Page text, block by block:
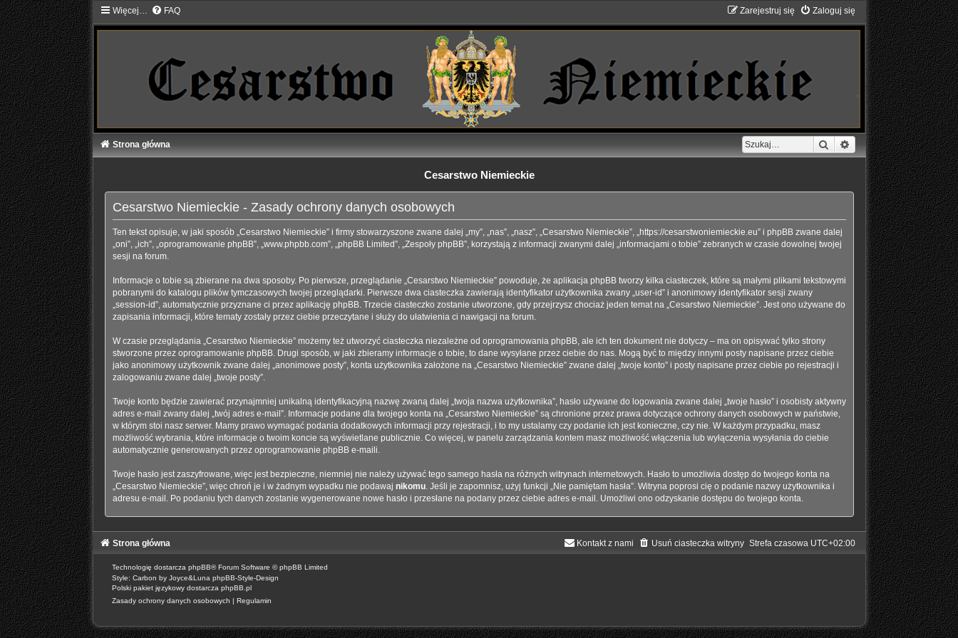
Więcej… FAQ Zaloguj się
Zarejestruj się
Szukaj Wyszukiwanie
Strona główna
Cesarstwo Niemieckie
Cesarstwo Niemieckie - Zasady ochrony danych osobowych
Ten tekst opisuje, w jaki sposób „Cesarstwo Niemieckie” i firmy stowarzyszone zwane dalej „my”, „nas”, „nasz”, „Cesarstwo Niemieckie”, „https://cesarstwoniemieckie.eu” i phpBB zwane dalej
„oni”, „ich”, „oprogramowanie phpBB”, „www.phpbb.com”, „phpBB Limited”, „Zespoły phpBB”, korzystają z informacji zwanymi dalej „informacjami o tobie” zebranych w czasie dowolnej twojej
sesji na forum.
Informacje o tobie są zbierane na dwa sposoby. Po pierwsze, przeglądanie „Cesarstwo Niemieckie” powoduje, że aplikacja phpBB tworzy kilka ciasteczek, które są małymi plikami tekstowymi
pobranymi do katalogu plików tymczasowych twojej przeglądarki. Pierwsze dwa ciasteczka zawierają identyfikator użytkownika zwany „user-id” i anonimowy identyfikator sesji zwany
„session-id”, automatycznie przyznane ci przez aplikację phpBB. Trzecie ciasteczko zostanie utworzone, gdy przejrzysz chociaż jeden temat na „Cesarstwo Niemieckie”. Jest ono używane do
zapisania informacji, które tematy zostały przez ciebie przeczytane i służy do ułatwienia ci nawigacji na forum.
W czasie przeglądania „Cesarstwo Niemieckie” możemy też utworzyć ciasteczka niezależne od oprogramowania phpBB, ale ich ten dokument nie dotyczy – ma on opisywać tylko strony
stworzone przez oprogramowanie phpBB. Drugi sposób, w jaki zbieramy informacje o tobie, to dane wysyłane przez ciebie do nas. Mogą być to między innymi posty napisane przez ciebie
jako anonimowy użytkownik zwane dalej „anonimowe posty”, konta użytkownika założone na „Cesarstwo Niemieckie” zwane dalej „twoje konto” i posty napisane przez ciebie po rejestracji i
zalogowaniu zwane dalej „twoje posty”.
Twoje konto będzie zawierać przynajmniej unikalną identyfikacyjną nazwę zwaną dalej „twoja nazwa użytkownika”, hasło używane do logowania zwane dalej „twoje hasło” i osobisty aktywny
adres e-mail zwany dalej „twój adres e-mail”. Informacje podane dla twojego konta na „Cesarstwo Niemieckie” są chronione przez prawa dotyczące ochrony danych osobowych w państwie,
w którym stoi nasz serwer. Mamy prawo wymagać podania dodatkowych informacji przy rejestracji, i to my ustalamy czy podanie ich jest konieczne, czy nie. W każdym przypadku, masz
możliwość wybrania, które informacje o twoim koncie są wyświetlane publicznie. Co więcej, w panelu zarządzania kontem masz możliwość włączenia lub wyłączenia wysyłania do ciebie
automatycznie generowanych przez oprogramowanie phpBB e-maili.
Twoje hasło jest zaszyfrowane, więc jest bezpieczne, niemniej nie należy używać tego samego hasła na różnych witrynach internetowych. Hasło to umożliwia dostęp do twojego konta na
„Cesarstwo Niemieckie”, więc chroń je i w żadnym wypadku nie podawaj nikomu. Jeśli je zapomnisz, użyj funkcji „Nie pamiętam hasła”. Witryna poprosi cię o podanie nazwy użytkownika i
adresu e-mail. Po podaniu tych danych zostanie wygenerowane nowe hasło i przesłane na podany przez ciebie adres e-mail. Umożliwi ono odzyskanie dostępu do twojego konta.
Strona główna Strefa czasowa UTC+02:00
Usuń ciasteczka witryny
Kontakt z nami
Technologię dostarcza phpBB® Forum Software © phpBB Limited
Style: Carbon by Joyce&Luna phpBB-Style-Design
Polski pakiet językowy dostarcza phpBB.pl
Zasady ochrony danych osobowych | Regulamin